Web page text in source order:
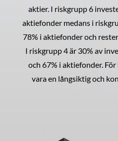
aktier. I riskgrupp 6
aktiefonder medans i
78% i aktiefonder och
I riskgrupp 4 är 30% av
och 67% i aktiefonder.
vara en långsiktig och